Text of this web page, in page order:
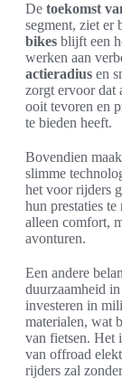
De toekomst
segment, ziet er
bikes blijft een
werken aan
actieradius en
zorgt ervoor dat
ooit tevoren en
te bieden heeft.
Bovendien
slimme
het voor rijders
hun prestaties
alleen comfort,
avonturen.
Een andere
duurzaamheid
investeren in
materialen, wat
van fietsen. Het
van offroad
rijders zal